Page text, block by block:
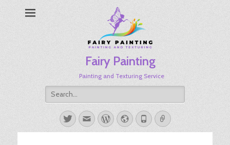
Fairy Painting
Painting and Texturing Service
Search
for:
TwitterEmailWordPress
Website
PhoneLink